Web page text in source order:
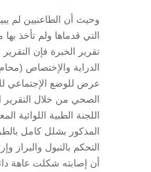
وحيث أن الطاعنيين لم
التي قدماها ولم تأخذ
تقرير الخبرة فإن
الدراية والإختصاص
عرض للوضع الإجتماعي
الصحي من خلال التقرير
اللجنة الطبية اللوائية
المذكور بشلل كامل
التحكم بالتبول والبراز
أن إصابته شكلت عاهة